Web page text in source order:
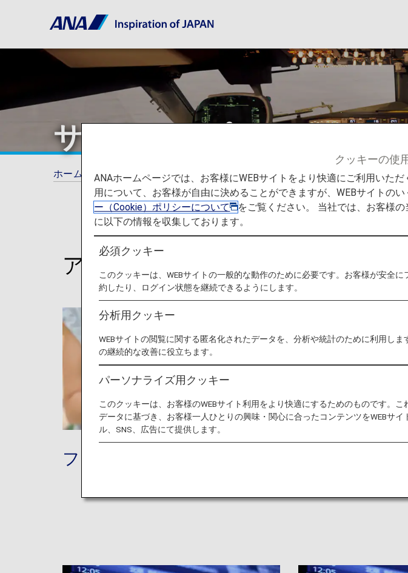
サイトマップ
ホーム サイトマップ
アクション
フライト予約
クッキーの使
ANAホームページでは、お客様にWEBサイトをより快適にご利用いた
用について、お客様が自由に決めることができますが、WEBサイトの
ー（Cookie）ポリシーについて
をご覧ください。 当社では、お客様
に以下の情報を収集しております。
必須クッキー
このクッキーは、WEBサイトの一般的な動作のために必要です。お客様が安全に
約したり、ログイン状態を継続できるようにします。
分析用クッキー
WEBサイトの閲覧に関する匿名化されたデータを、分析や統計のために利用しま
の継続的な改善に役立ちます。
パーソナライズ用クッキー
このクッキーは、お客様のWEBサイト利用をより快適にするためのものです。こ
データに基づき、お客様一人ひとりの興味・関心に合ったコンテンツをWEBサイ
ル、SNS、広告にて提供します。